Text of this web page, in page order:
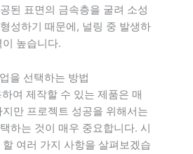
된 표면의 금속층을 굴려 소성
성하기 때문에, 널링 중 발생하
높습니다.
을 선택하는 방법
여 제작할 수 있는 제품은 매
만 프로젝트 성공을 위해서는
하는 것이 매우 중요합니다. 시
여러 가지 사항을 살펴보겠습